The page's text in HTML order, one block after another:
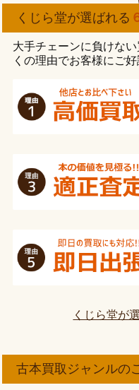
くじら堂が選ばれる
大手チェーンに負けな
くの理由でお客様にご
くじら堂が
古本買取ジャンルの